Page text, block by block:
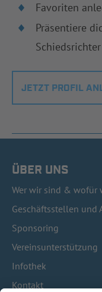
Favoriten
Präsentiere
Schiedsrichter
JETZT PROFIL
ÜBER UNS
Wer wir sind & wofür
Geschäftsstellen und
Sponsoring
Vereinsunterstützung
Infothek
Kontakt